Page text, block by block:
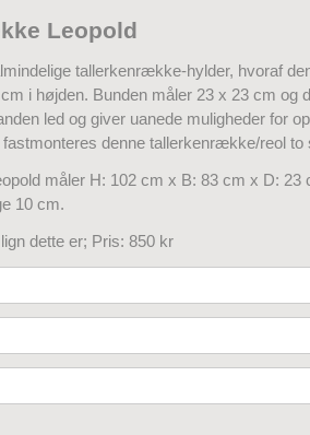
Leopold
tallerkenrække-hylder, hvoraf
i højden. Bunden måler 23 x 23 cm og
led og giver uanede muligheder for
denne tallerkenrække/reol to
måler H: 102 cm x B: 83 cm x D: 23
10 cm.
dette er; Pris: 850 kr